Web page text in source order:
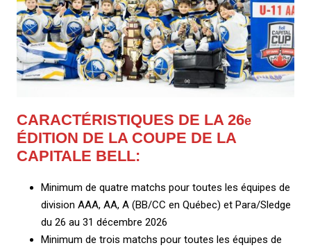
CARACTÉRISTIQUES DE LA 26e
ÉDITION DE LA COUPE DE LA
CAPITALE BELL:
Minimum de quatre matchs pour toutes les équipes de
division AAA, AA, A (BB/CC en Québec) et Para/Sledge
du 26 au 31 décembre 2026
Minimum de trois matchs pour toutes les équipes de